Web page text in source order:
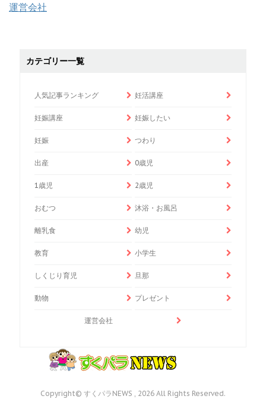
運営会社
カテゴリー一覧
人気記事ランキング 妊活講座
妊娠講座 妊娠したい
妊娠 つわり
出産 0歳児
1歳児 2歳児
おむつ 沐浴・お風呂
離乳食 幼児
教育 小学生
しくじり育児 旦那
動物 プレゼント
運営会社
Copyright© すくパラNEWS , 2026 All Rights Reserved.